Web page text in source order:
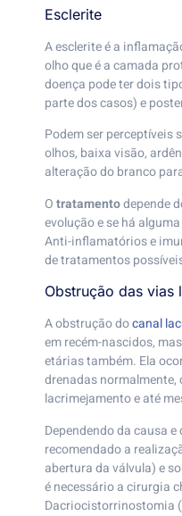
Esclerite
A esclerite é a
olho que é a camada
doença pode ter dois
parte dos casos) e
Podem ser perceptíveis
olhos, baixa visão,
alteração do branco
Otratamentodepende
evolução e se há
Anti-inflamatórios e
de tratamentos
Obstrução das vias
A obstrução docanal
em recém-nascidos,
etárias também. Ela
drenadas normalmente,
lacrimejamento e até
Dependendo da causa
recomendado a
abertura da válvula) e
é necessário a cirurgia
Dacriocistorrinostomia